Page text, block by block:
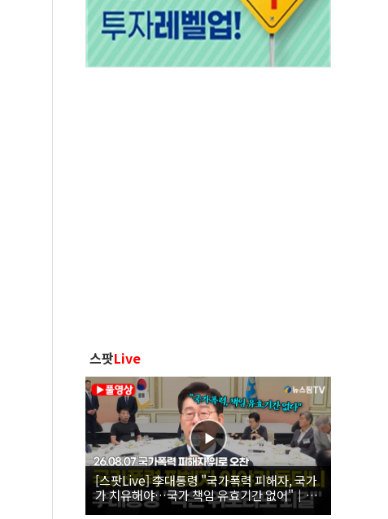
스팟Live
[스팟Live] 李대통령 "국가폭력 피해자, 국가
가 치유해야…국가 책임 유효기간 없어"｜
26.08.07 국가폭력 피해자 위로 오찬